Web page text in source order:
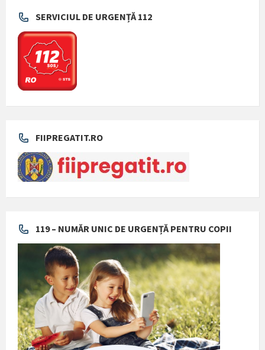
SERVICIUL DE URGENȚĂ 112
FIIPREGATIT.RO
119 – NUMĂR UNIC DE URGENȚĂ PENTRU COPII